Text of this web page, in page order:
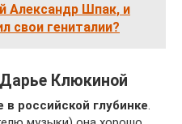
Александр Шпак, и
свои гениталии?
Клюкиной
российской глубинке.